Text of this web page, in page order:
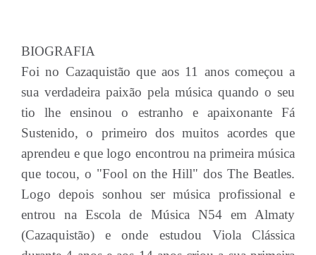
BIOGRAFIA
Foi no Cazaquistão que aos 11 anos começou a
sua verdadeira paixão pela música quando o seu
tio lhe ensinou o estranho e apaixonante Fá
Sustenido, o primeiro dos muitos acordes que
aprendeu e que logo encontrou na primeira música
que tocou, o "Fool on the Hill" dos The Beatles.
Logo depois sonhou ser música profissional e
entrou na Escola de Música N54 em Almaty
(Cazaquistão) e onde estudou Viola Clássica